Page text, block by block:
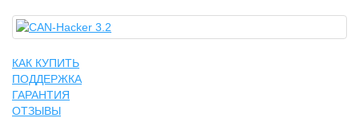
КАК КУПИТЬ
ПОДДЕРЖКА
ГАРАНТИЯ
ОТЗЫВЫ